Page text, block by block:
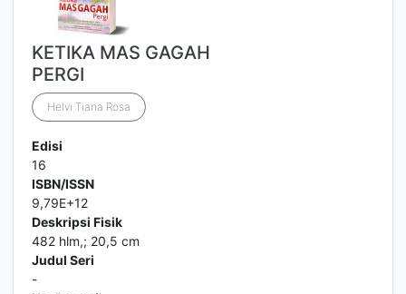
KETIKA MAS GAGAH
PERGI
Helvi Tiana Rosa
Edisi
16
ISBN/ISSN
9,79E+12
Deskripsi Fisik
482 hlm,; 20,5 cm
Judul Seri
-